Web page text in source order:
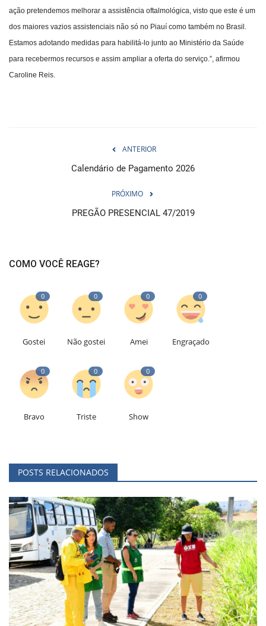
ação pretendemos melhorar a assistência oftalmológica, visto que este é um
dos maiores vazios assistenciais não só no Piauí como também no Brasil.
Estamos adotando medidas para habilitá-lo junto ao Ministério da Saúde
para recebermos recursos e assim ampliar a oferta do serviço.”, afirmou
Caroline Reis.
ANTERIOR
Calendário de Pagamento 2026
PRÓXIMO
PREGÃO PRESENCIAL 47/2019
COMO VOCÊ REAGE?
0
Gostei
0
Não gostei
0
Amei
0
Engraçado
0
Bravo
0
Triste
0
Show
POSTS RELACIONADOS